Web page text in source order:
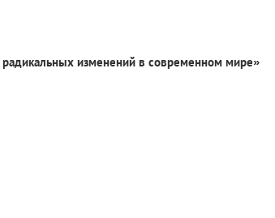
радикальных изменений в современном мире»